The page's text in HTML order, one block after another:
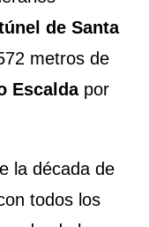
de Santa
metros de
Escaldapor
la década de
todos los